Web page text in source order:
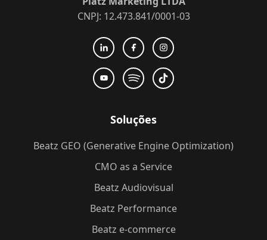
CNPJ: 12.473.841/0001-03
Soluções
Beatz GEO (Generative Engine Optimization)
CMO as a Service
Beatz Audiovisual
Beatz Performance
Beatz e-commerce